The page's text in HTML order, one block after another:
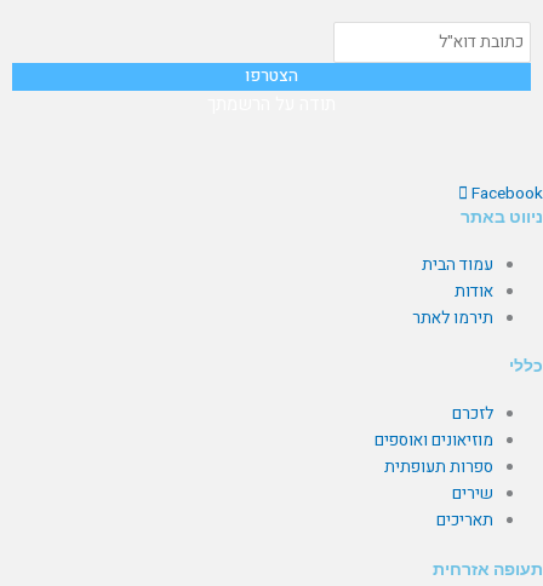
Facebook
ניווט באתר
עמוד הבית
אודות
תירמו לאתר
כללי
לזכרם
מוזיאונים ואוספים
ספרות תעופתית
שירים
תאריכים
תעופה אזרחית